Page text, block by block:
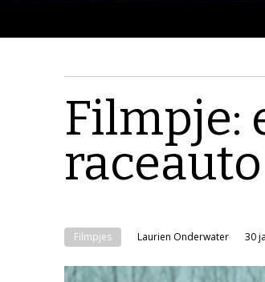
Filmpje:
Filmpjes Laurien Onderwater 30